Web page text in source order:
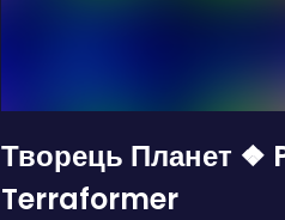
Творець Планет ❖
Terraformer